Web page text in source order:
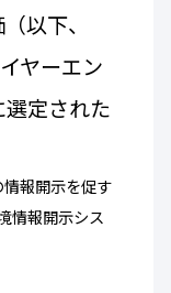
以下、
ヤーエン
定された
報開示を促す
情報開示シス